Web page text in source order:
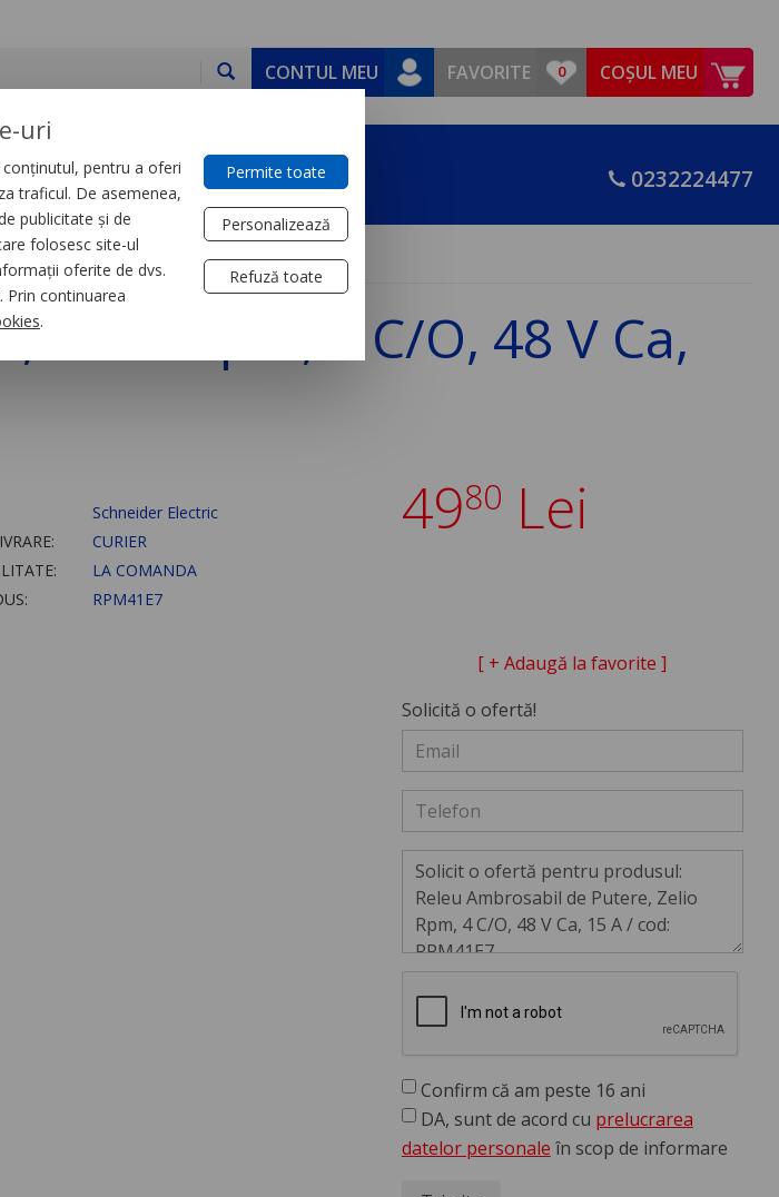
CONTUL MEU FAVORITE COȘUL MEU
PARTENER CONTACT 0232224477
Rpm, 4 C/O, 48 V Ca,
Schneider Electric
CURIER
LA COMANDA
RPM41E7
4980 Lei
[ + Adaugă la favorite ]
Solicită o ofertă!
Confirm că am peste 16 ani
DA, sunt de acord cu prelucrarea
datelor personale în scop de informare
uri
pentru a oferi
traficul. De asemenea,
publicitate și de
folosesc site-ul
oferite de dvs.
Prin continuarea
.
Permite toate
Personalizează
Refuză toate